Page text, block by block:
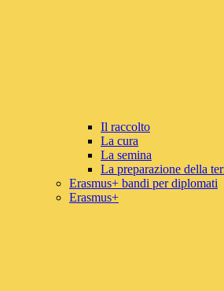
Il raccolto
La cura
La semina
La preparazione della
Erasmus+ bandi per diplomati
Erasmus+